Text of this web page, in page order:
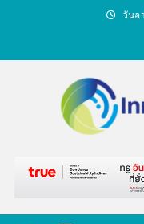
วันอ
คนกับ